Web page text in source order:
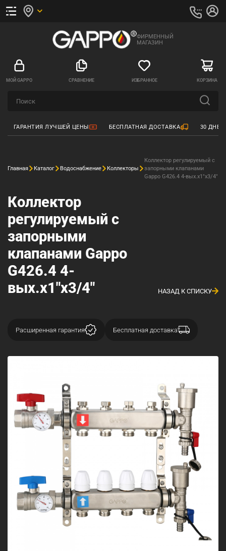
ФИРМЕННЫЙ
МАГАЗИН
МОЙ GAPPO СРАВНЕНИЕ ИЗБРАННОЕ КОРЗИНА
ГАРАНТИЯ ЛУЧШЕЙ ЦЕНЫ БЕСПЛАТНАЯ ДОСТАВКА 30
Главная Каталог Водоснабжение Коллекторы
Коллектор регулируемый с
запорными клапанами
Gappo G426.4 4-вых.x1"x3/4"
Коллектор
регулируемый с
запорными
клапанами Gappo
G426.4 4-
вых.x1"x3/4"
НАЗАД К СПИСКУ
Расширенная гарантия Бесплатная доставка